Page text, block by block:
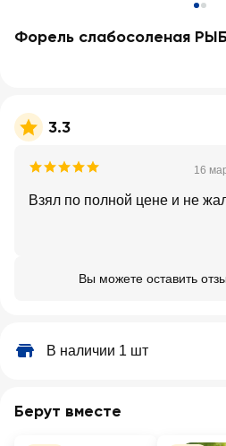
Форель слабосоленая
3.3
16
Взял по полной цене и не
Вы можете оставить
В наличии 1 шт
Берут вместе